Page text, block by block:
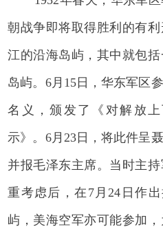
朝战争即将取得胜利的有
江的沿海岛屿，其中就包
岛屿。6月15日，华东军区
名义，颁发了《对解放
示》。6月23日，将此件呈
并报毛泽东主席。当时主
重考虑后，在7月24日作
屿，美海空军亦可能参加